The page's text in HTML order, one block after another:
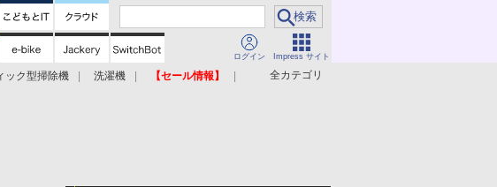
ログイン Impress サイト
全カテゴリ
ック型掃除機 洗濯機
【セール情報】